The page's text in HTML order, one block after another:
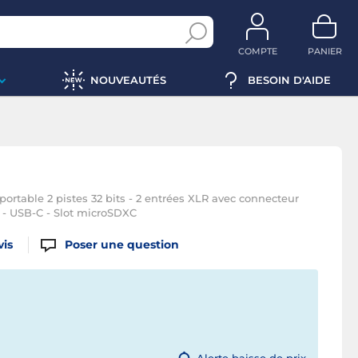
COMPTE PANIER
NOUVEAUTÉS BESOIN D'AIDE
2 pistes 32 bits - 2 entrées XLR avec connecteur
C - Slot microSDXC
Poser une question